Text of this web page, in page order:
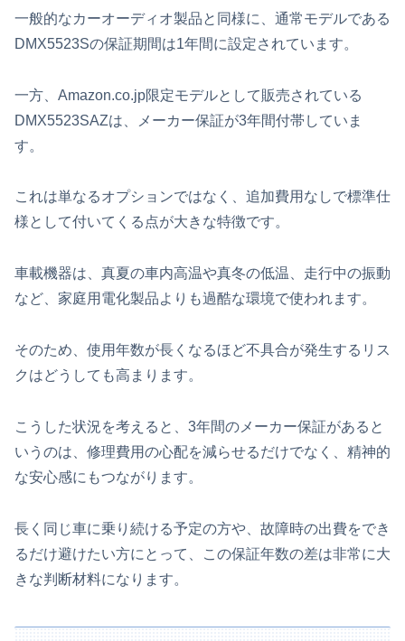
一般的なカーオーディオ製品と同様に、通常モデルである
DMX5523Sの保証期間は1年間に設定されています。
一方、Amazon.co.jp限定モデルとして販売されている
DMX5523SAZは、メーカー保証が3年間付帯していま
す。
これは単なるオプションではなく、追加費用なしで標準仕
様として付いてくる点が大きな特徴です。
車載機器は、真夏の車内高温や真冬の低温、走行中の振動
など、家庭用電化製品よりも過酷な環境で使われます。
そのため、使用年数が長くなるほど不具合が発生するリス
クはどうしても高まります。
こうした状況を考えると、3年間のメーカー保証があると
いうのは、修理費用の心配を減らせるだけでなく、精神的
な安心感にもつながります。
長く同じ車に乗り続ける予定の方や、故障時の出費をでき
るだけ避けたい方にとって、この保証年数の差は非常に大
きな判断材料になります。